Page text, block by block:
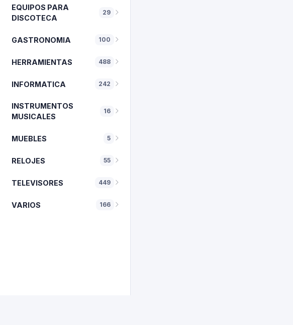
EQUIPOS PARA
DISCOTECA
29
GASTRONOMIA 100
HERRAMIENTAS 488
INFORMATICA 242
INSTRUMENTOS
MUSICALES
16
MUEBLES 5
RELOJES 55
TELEVISORES 449
VARIOS 166